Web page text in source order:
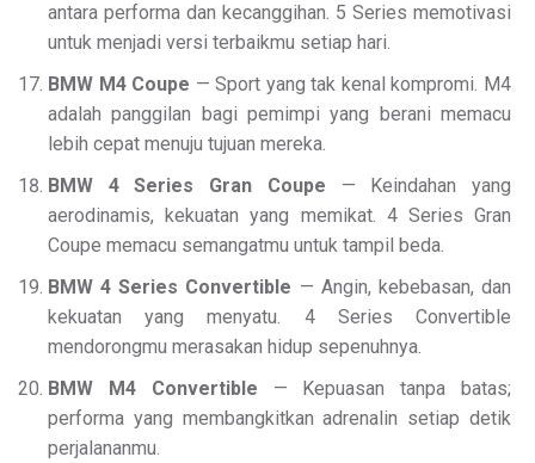
antara performa dan kecanggihan. 5 Series memotivasi
untuk menjadi versi terbaikmu setiap hari.
BMW M4 Coupe — Sport yang tak kenal kompromi. M4
adalah panggilan bagi pemimpi yang berani memacu
lebih cepat menuju tujuan mereka.
BMW 4 Series Gran Coupe — Keindahan yang
aerodinamis, kekuatan yang memikat. 4 Series Gran
Coupe memacu semangatmu untuk tampil beda.
BMW 4 Series Convertible — Angin, kebebasan, dan
kekuatan yang menyatu. 4 Series Convertible
mendorongmu merasakan hidup sepenuhnya.
BMW M4 Convertible — Kepuasan tanpa batas;
performa yang membangkitkan adrenalin setiap detik
perjalananmu.